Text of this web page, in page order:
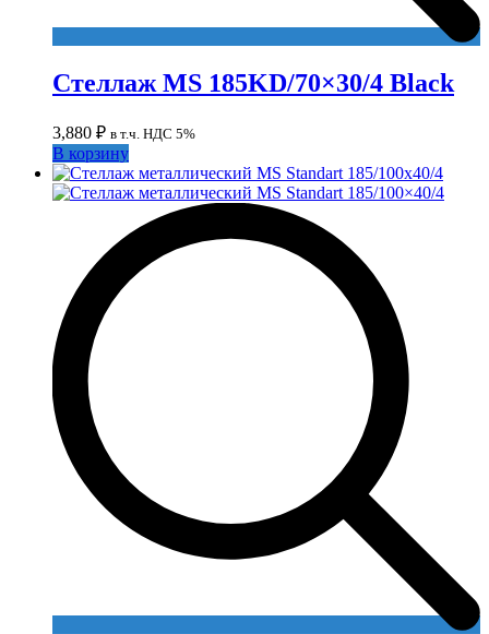
Стеллаж MS 185KD/70×30/4 Black
3,880 ₽ в т.ч. НДС 5%
В корзину